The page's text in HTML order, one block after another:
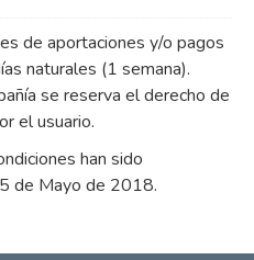
de aportaciones y/o pagos
naturales (1 semana).
se reserva el derecho de
el usuario.
han sido
de Mayo de 2018.